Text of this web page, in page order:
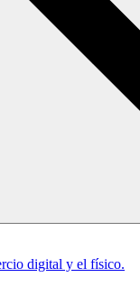
digital y el físico.